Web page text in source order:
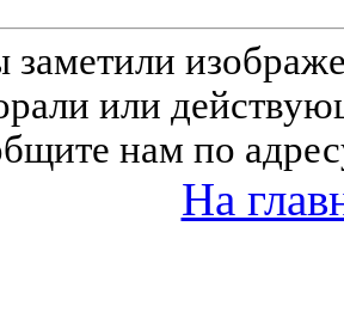
заметили
или
нам по
На